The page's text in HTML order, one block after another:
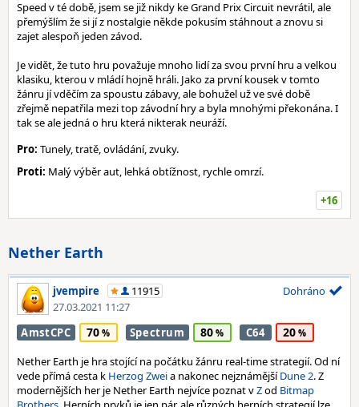
Speed v té době, jsem se již nikdy ke Grand Prix Circuit nevrátil, ale
přemýšlím že si jí z nostalgie někde pokusím stáhnout a znovu si
zajet alespoň jeden závod.
Je vidět, že tuto hru považuje mnoho lidí za svou první hru a velkou
klasiku, kterou v mládí hojně hráli. Jako za první kousek v tomto
žánru jí vděčím za spoustu zábavy, ale bohužel už ve své době
zřejmě nepatřila mezi top závodní hry a byla mnohými překonána. I
tak se ale jedná o hru která nikterak neuráží.
Pro: Tunely, tratě, ovládání, zvuky.
Proti: Malý výběr aut, lehká obtížnost, rychle omrzí.
+16
Nether Earth
jvempire
11915
27.03.2021 11:27
Dohráno
AmstCPC 70 Spectrum 80 C64 20
Nether Earth je hra stojící na počátku žánru real-time strategií. Od ní
vede přímá cesta k Herzog Zweia nakonec nejznámějšíDune 2. Z
modernějších her je Nether Earth nejvíce poznat vZod Bitmap